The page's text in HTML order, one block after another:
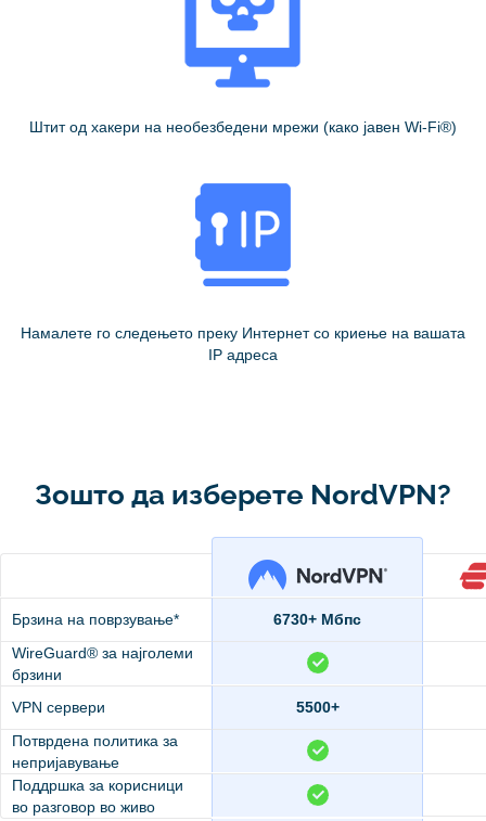
Штит од хакери на необезбедени мрежи (како јавен Wi-Fi®)
Намалете го следењето преку Интернет со криење на вашата
IP адреса
Зошто да изберете NordVPN?
Брзина на поврзување* 6730+ Мбпс
WireGuard® за најголеми
брзини
VPN сервери
5500+
Потврдена политика за
непријавување
Поддршка за корисници
во разговор во живо